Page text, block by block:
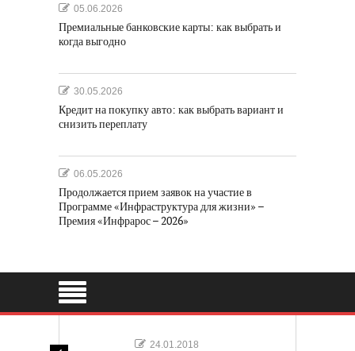
05.06.2026
Премиальные банковские карты: как выбрать и
когда выгодно
30.05.2026
Кредит на покупку авто: как выбрать вариант и
снизить переплату
06.05.2026
Продолжается прием заявок на участие в
Программе «Инфраструктура для жизни» –
Премия «Инфрарос – 2026»
24.01.2018